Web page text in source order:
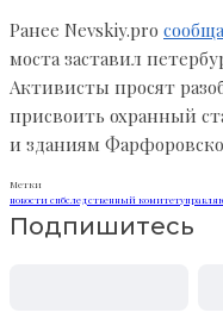
Ранее Nevskiy.pro
моста заставил
Активисты просят
присвоить охранный
и зданиям
Метки
новости спбследственный комитет
Подпишитесь